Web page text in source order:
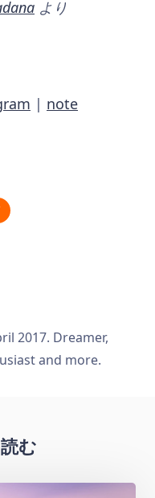
より
| note
2017. Dreamer,
and more.
む